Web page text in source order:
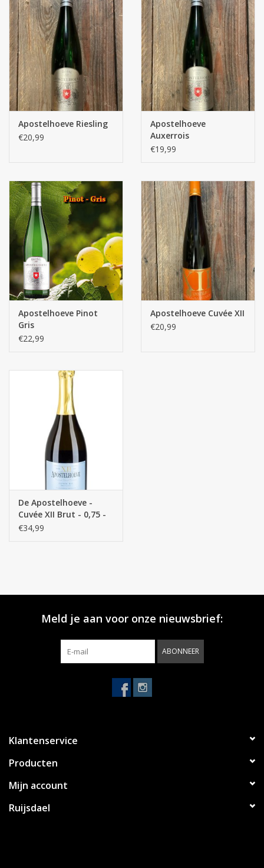
Apostelhoeve Riesling
€20,99
Apostelhoeve
Auxerrois
€19,99
Apostelhoeve Pinot
Gris
€22,99
Apostelhoeve Cuvée XII
€20,99
De Apostelhoeve -
Cuvée XII Brut - 0,75 -
€34,99
Meld je aan voor onze nieuwsbrief:
ABONNEER
Klantenservice
Producten
Mijn account
Ruijsdael